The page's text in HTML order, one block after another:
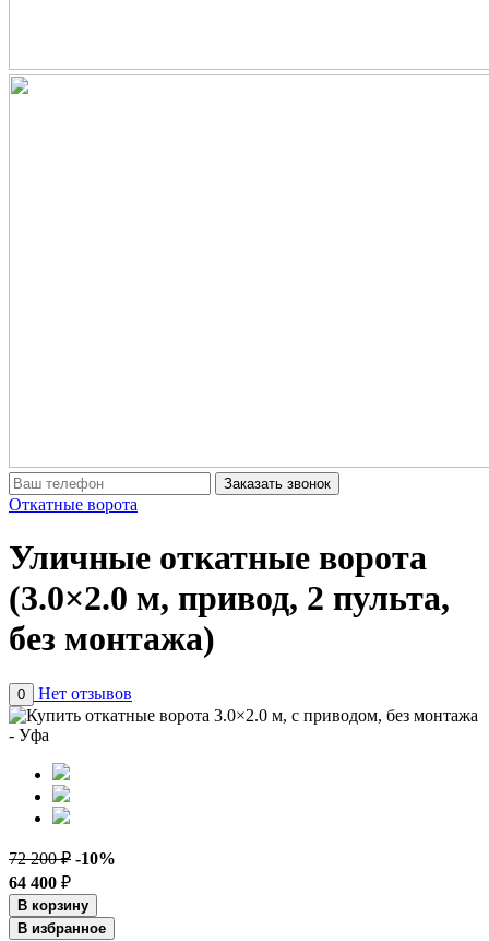
Заказать звонок
Откатные ворота
Уличные откатные ворота
(3.0×2.0 м, привод, 2 пульта,
без монтажа)
0 Нет отзывов
72 200 ₽ -10%
64 400 ₽
В корзину
В избранное